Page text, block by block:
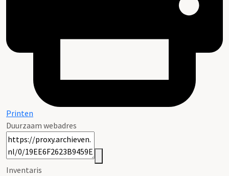
Printen
Duurzaam webadres
Inventaris